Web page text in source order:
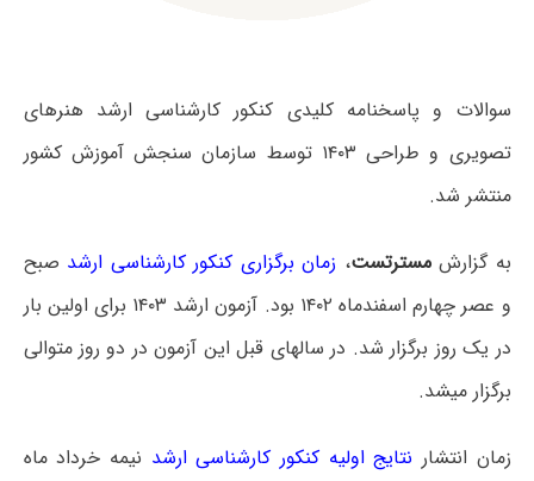
سوالات و پاسخنامه کلیدی کنکور کارشناسی ارشد هنرهای
تصویری و طراحی ۱۴۰۳ توسط سازمان سنجش آموزش کشور
منتشر شد.
به گزارشمسترتست، زمان برگزاری کنکور کارشناسی ارشد صبح
و عصر چهارم اسفندماه ۱۴۰۲ بود. آزمون ارشد ۱۴۰۳ برای اولین بار
در یک روز برگزار شد. در سالهای قبل این آزمون در دو روز متوالی
برگزار میشد.
زمان انتشار نتایج اولیه کنکور کارشناسی ارشد نیمه خرداد ماه